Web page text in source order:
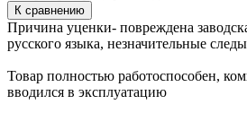
К сравнению
Причина уценки- повреждена
русского языка, незначительные
Товар полностью работоспособен,
вводился в эксплуатацию